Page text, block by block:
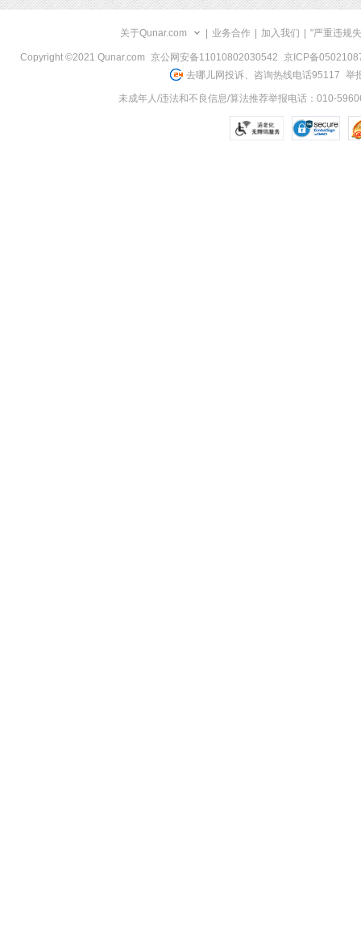
关于Qunar.com 业务合作 加入我们 "严重违规
Copyright ©2021 Qunar.com 京公网安备11010802030542
京ICP备
去哪儿网投诉、咨询热线电话95117 举
未成年人/违法和不良信息/算法推荐举报电话：010-